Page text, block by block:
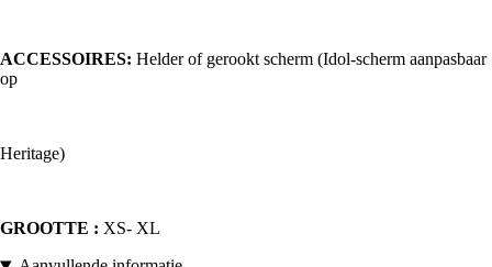
ACCESSOIRES: Helder of gerookt scherm (Idol-scherm aanpasbaar
op
Heritage)
GROOTTE : XS- XL